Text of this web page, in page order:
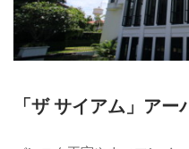
「ザ サイアム」ア